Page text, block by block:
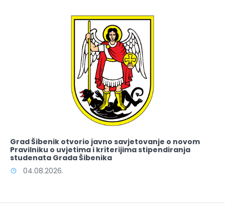
Grad Šibenik otvorio javno savjetovanje o novom
Pravilniku o uvjetima i kriterijima stipendiranja
studenata Grada Šibenika
04.08.2026.